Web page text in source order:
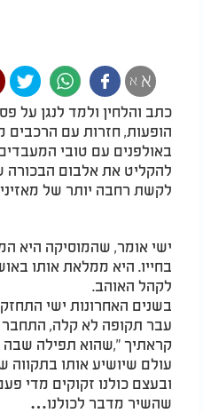
א א
כתב והלחין ולמד לנגן על
הופעות, חזרות עם הרכבים
באולפנים עם טובי
להקליט את אלבום הבכורה
לקשת רחבה
ישי אומר, שהמוסיקה היא
בחייו. היא ממלאת אותו
לקהל האוהב.
בשנים האחרונות ישי
עבר תקופה לא קלה,
קראתיך ",שהוא תפילה
עולם שיושיע אותו בתקווה
ובעצם כולנו זקוקים מדי
שהשיר מדבר לכולנו…